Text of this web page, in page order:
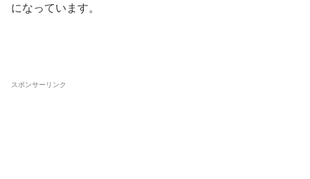
になっています。
スポンサーリンク